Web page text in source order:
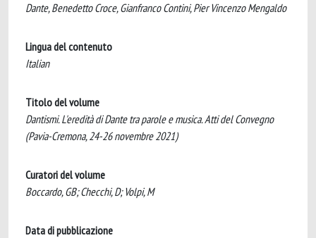
Dante, Benedetto Croce, Gianfranco Contini, Pier Vincenzo Mengaldo
Lingua del contenuto
Italian
Titolo del volume
Dantismi. L'eredità di Dante tra parole e musica. Atti del Convegno
(Pavia-Cremona, 24-26 novembre 2021)
Curatori del volume
Boccardo, GB; Checchi, D; Volpi, M
Data di pubblicazione